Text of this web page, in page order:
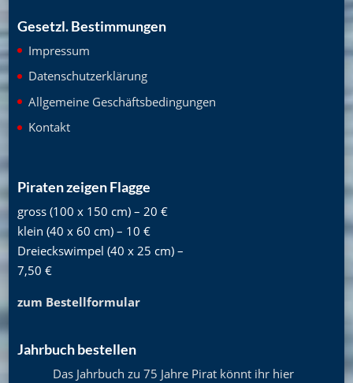
Gesetzl. Bestimmungen
Impressum
Datenschutzerklärung
Allgemeine Geschäftsbedingungen
Kontakt
Piraten zeigen Flagge
gross (100 x 150 cm) – 20 €
klein (40 x 60 cm) – 10 €
Dreieckswimpel (40 x 25 cm) –
7,50 €
zum Bestellformular
Jahrbuch bestellen
Das Jahrbuch zu 75 Jahre Pirat könnt ihr hier